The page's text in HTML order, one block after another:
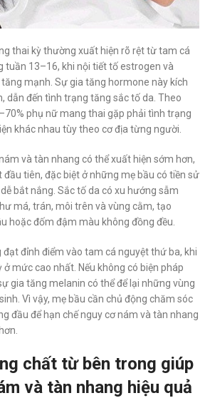
thai kỳ thường xuất hiện rõ rệt từ tam cá
tuần 13–16, khi nội tiết tố estrogen và
mạnh. Sự gia tăng hormone này kích
dẫn đến tình trạng tăng sắc tố da. Theo
phụ nữ mang thai gặp phải tình trạng
khác nhau tùy theo cơ địa từng người.
và tàn nhang có thể xuất hiện sớm hơn,
tiên, đặc biệt ở những mẹ bầu có tiền sử
bắt nắng. Sắc tố da có xu hướng sẫm
má, trán, môi trên và vùng cằm, tạo
hoặc đốm đậm màu không đồng đều.
đỉnh điểm vào tam cá nguyệt thứ ba, khi
mức cao nhất. Nếu không có biện pháp
gia tăng melanin có thể để lại những vùng
Vì vậy, mẹ bầu cần chủ động chăm sóc
đầu để hạn chế nguy cơ nám và tàn nhang
chất từ bên trong giúp
và tàn nhang hiệu quả